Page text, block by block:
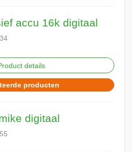
accu 16k digitaal
details
producten
digitaal